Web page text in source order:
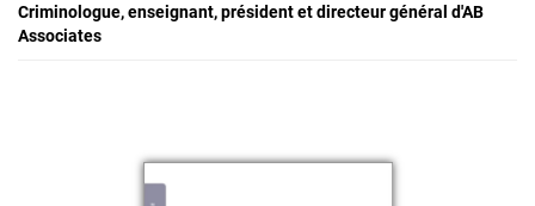
Criminologue, enseignant, président et directeur général d'AB
Associates